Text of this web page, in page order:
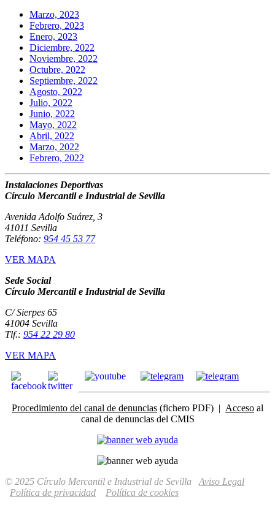
Marzo, 2023
Febrero, 2023
Enero, 2023
Diciembre, 2022
Noviembre, 2022
Octubre, 2022
Septiembre, 2022
Agosto, 2022
Julio, 2022
Junio, 2022
Mayo, 2022
Abril, 2022
Marzo, 2022
Febrero, 2022
Instalaciones Deportivas
Círculo Mercantil e Industrial de Sevilla
Avenida Adolfo Suárez, 3
41011 Sevilla
Teléfono: 954 45 53 77
VER MAPA
Sede Social
Círculo Mercantil e Industrial de Sevilla
C/ Sierpes 65
41004 Sevilla
Tlf.: 954 22 29 80
VER MAPA
Procedimiento del canal de denuncias (fichero PDF) | Acceso al
canal de denuncias del CMIS
© 2025 Círculo Mercantil e Industrial de Sevilla Aviso Legal
Política de privacidad
Política de cookies